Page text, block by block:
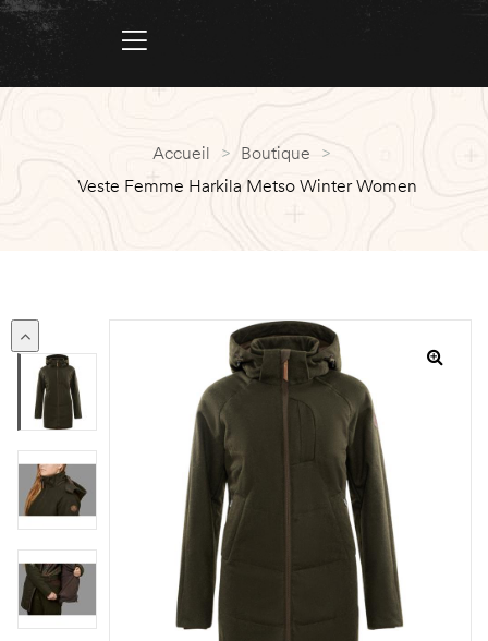
Accueil > Boutique >
Veste Femme Harkila Metso Winter Women